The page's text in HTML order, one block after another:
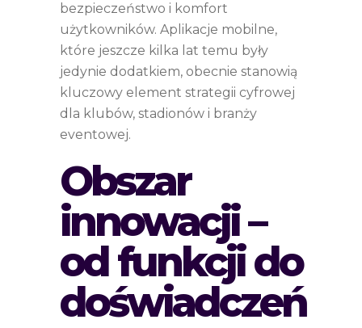
bezpieczeństwo i komfort
użytkowników. Aplikacje mobilne,
które jeszcze kilka lat temu były
jedynie dodatkiem, obecnie stanowią
kluczowy element strategii cyfrowej
dla klubów, stadionów i branży
eventowej.
Obszar
innowacji –
od funkcji do
doświadczeń